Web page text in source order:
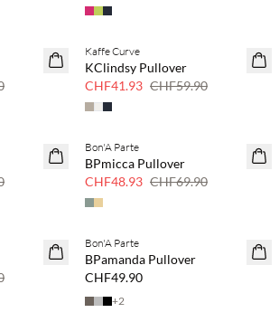
SAVE20
30 % Rabatt
Kaffe Curve
KClindsy Pullover
CHF41.93 CHF59.90
SAVE20
Bon'A Parte
BPmicca Pullover
CHF48.93 CHF69.90
NEUHEITEN
Bon'A Parte
BPamanda Pullover
CHF49.90
+2